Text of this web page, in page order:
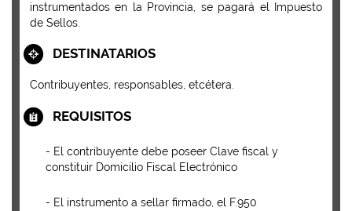
instrumentados en la Provincia, se pagará el Impuesto
de Sellos.
DESTINATARIOS
Contribuyentes, responsables, etcétera.
REQUISITOS
- El contribuyente debe poseer Clave fiscal y
constituir Domicilio Fiscal Electrónico
- El instrumento a sellar firmado, el F.950